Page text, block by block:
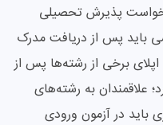
پذیرش تحصیلی
باید پس از دریافت مدرک
شود. اپلای برخی از رشته‌ها پس از
علاقمندان به رشته‌های
باید در آزمون ورودی